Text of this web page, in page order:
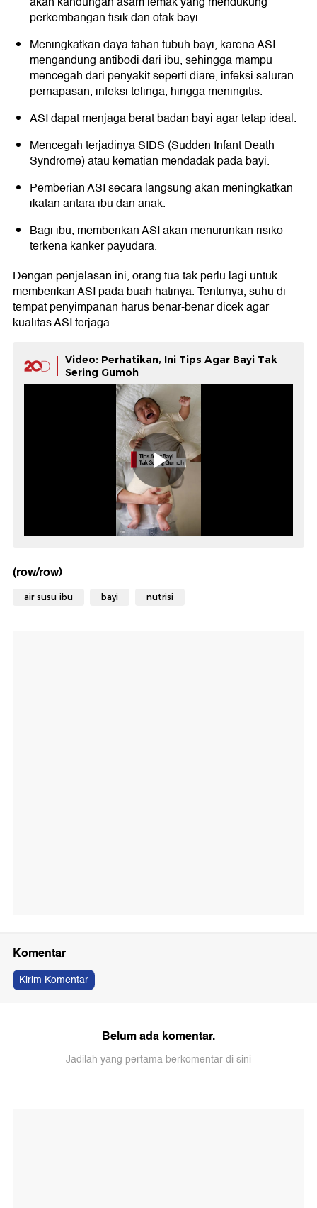
perkembangan fisik dan otak bayi.
Meningkatkan daya tahan tubuh bayi, karena ASI
mengandung antibodi dari ibu, sehingga mampu
mencegah dari penyakit seperti diare, infeksi saluran
pernapasan, infeksi telinga, hingga meningitis.
ASI dapat menjaga berat badan bayi agar tetap ideal.
Mencegah terjadinya SIDS (Sudden Infant Death
Syndrome) atau kematian mendadak pada bayi.
Pemberian ASI secara langsung akan meningkatkan
ikatan antara ibu dan anak.
Bagi ibu, memberikan ASI akan menurunkan risiko
terkena kanker payudara.
Dengan penjelasan ini, orang tua tak perlu lagi untuk
memberikan ASI pada buah hatinya. Tentunya, suhu di
tempat penyimpanan harus benar-benar dicek agar
kualitas ASI terjaga.
Video: Perhatikan, Ini Tips Agar Bayi Tak
Sering Gumoh
(row/row)
air susu ibu bayi nutrisi
Komentar
Kirim Komentar
Belum ada komentar.
Jadilah yang pertama berkomentar di sini